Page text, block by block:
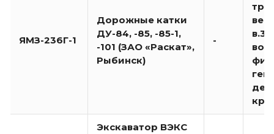
ЯМЗ-236Г-1
Дорожные катки
ДУ-84, -85, -85-1,
-101 (ЗАО «Раскат»,
Рыбинск)
-
Экскаватор ВЭКС